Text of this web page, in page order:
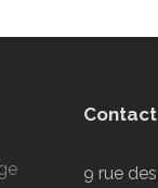
Contact
9 rue